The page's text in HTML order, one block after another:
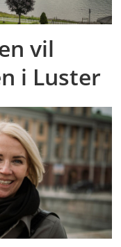
vil
i Luster